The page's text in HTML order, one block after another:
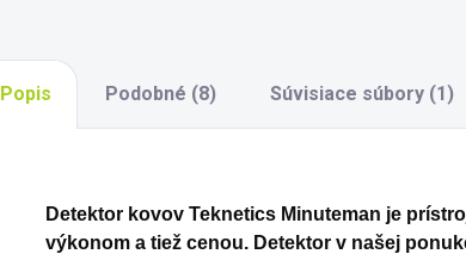
Popis Podobné (8) Súvisiace súbory (1)
Detektor kovov Teknetics Minuteman je
výkonom a tiež cenou. Detektor v našej